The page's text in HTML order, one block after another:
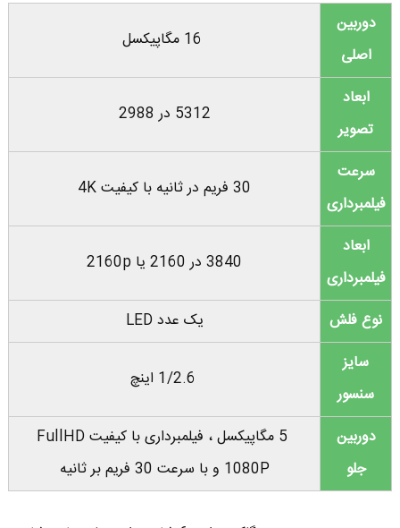
دوربین
اصلی
ابعاد
تصویر
5312 در 2988
سرعت
فیلمبرداری
30 فریم در ثانیه با کیفیت 4K
ابعاد
فیلمبرداری
3840 در 2160 یا 2160p
نوع فلش
یک عدد LED
سایز
سنسور
دوربین
جلو
5 مگاپیکسل ، فیلمبرداری با کیفیت FullHD
1080P و با سرعت 30 فریم بر ثانیه